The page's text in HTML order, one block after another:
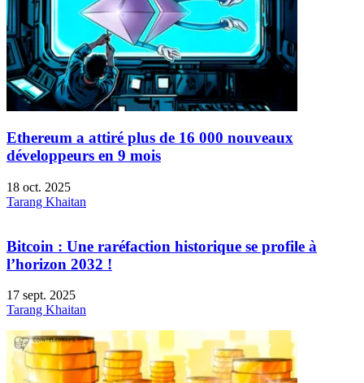
Ethereum a attiré plus de 16 000 nouveaux
développeurs en 9 mois
18 oct. 2025
Tarang Khaitan
Bitcoin : Une raréfaction historique se profile à
l’horizon 2032 !
17 sept. 2025
Tarang Khaitan